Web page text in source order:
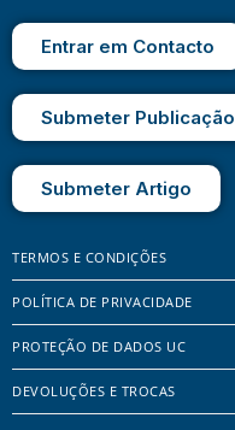
Entrar em Contacto
Submeter Publicação
Submeter Artigo
TERMOS E CONDIÇÕES
POLÍTICA DE PRIVACIDADE
PROTEÇÃO DE DADOS UC
DEVOLUÇÕES E TROCAS